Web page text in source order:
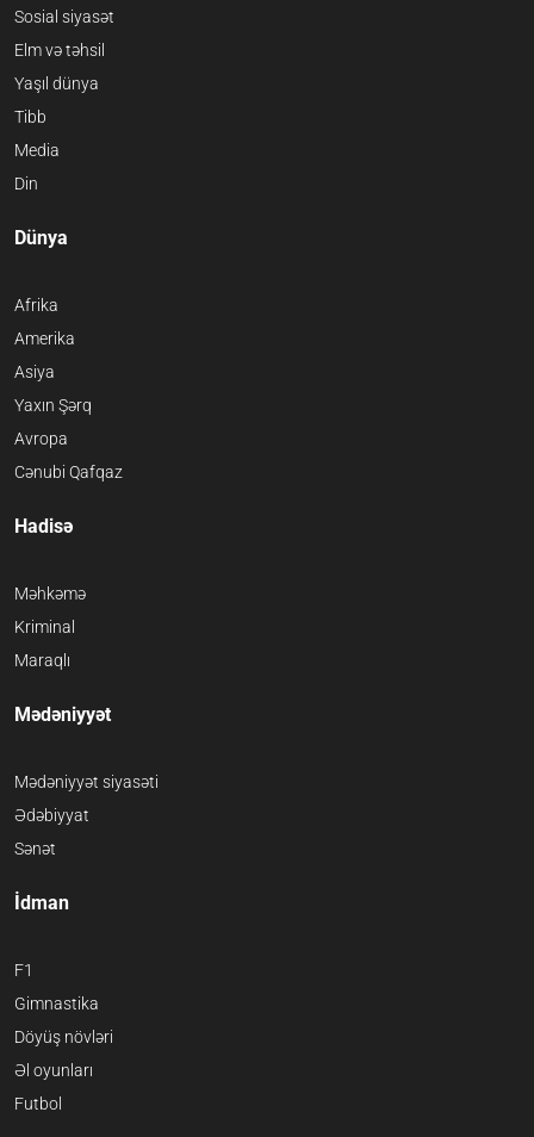
Sosial siyasət
Elm və təhsil
Yaşıl dünya
Tibb
Media
Din
Dünya
Afrika
Amerika
Asiya
Yaxın Şərq
Avropa
Cənubi Qafqaz
Hadisə
Məhkəmə
Kriminal
Maraqlı
Mədəniyyət
Mədəniyyət siyasəti
Ədəbiyyat
Sənət
İdman
F1
Gimnastika
Döyüş növləri
Əl oyunları
Futbol